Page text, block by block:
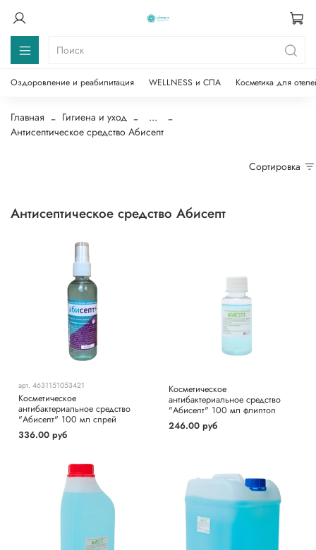
Оздоровление и реабилитация WELLNESS и СПА Косметика для
Главная Гигиена и уход
...
Антисептическое средство Абисепт
Сортировка
Антисептическое средство Абисепт
арт.4631151053421
Косметическое
антибактериальное средство
"Абисепт" 100 мл спрей
336.00 руб
Косметическое
антибактериальное средство
"Абисепт" 100 мл флиптоп
246.00 руб